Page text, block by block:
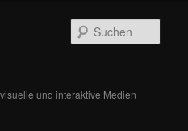
und interaktive Medien